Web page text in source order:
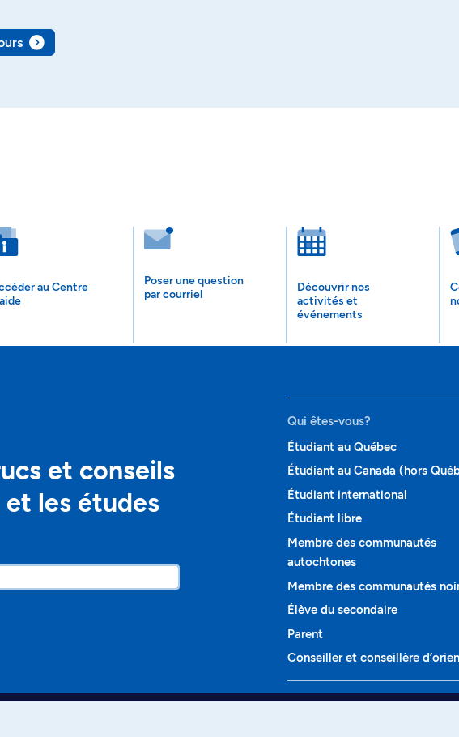
au Centre
Poser une question
par courriel
Découvrir nos
activités et
événements
et conseils
et les études
Qui êtes-vous?
Étudiant au Québec
Étudiant au Canada (hors
Étudiant international
Étudiant libre
Membre des communautés
autochtones
Membre des communautés
Élève du secondaire
Parent
Conseiller et conseillère
Programmes et cours